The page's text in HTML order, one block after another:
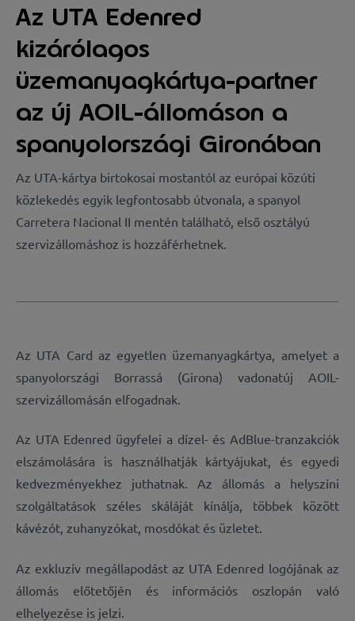
Az UTA Edenred
kizárólagos
üzemanyagkártya-partner
az új AOIL-állomáson a
spanyolországi Gironában
Az UTA-kártya birtokosai mostantól az európai közúti
közlekedés egyik legfontosabb útvonala, a spanyol
Carretera Nacional II mentén található, első osztályú
szervizállomáshoz is hozzáférhetnek.
Az UTA Card az egyetlen üzemanyagkártya, amelyet a
spanyolországi Borrassá (Girona) vadonatúj AOIL-
szervizállomásán elfogadnak.
Az UTA Edenred ügyfelei a dízel- és AdBlue-tranzakciók
elszámolására is használhatják kártyájukat, és egyedi
kedvezményekhez juthatnak. Az állomás a helyszíni
szolgáltatások széles skáláját kínálja, többek között
kávézót, zuhanyzókat, mosdókat és üzletet.
Az exkluzív megállapodást az UTA Edenred logójának az
állomás előtetőjén és információs oszlopán való
elhelyezése is jelzi.